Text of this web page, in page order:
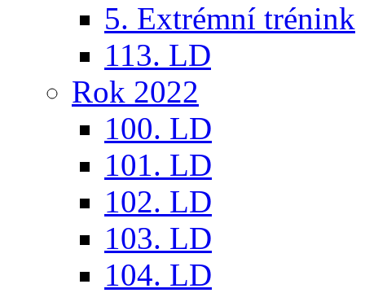
5. Extrémní trénink
113. LD
Rok 2022
100. LD
101. LD
102. LD
103. LD
104. LD